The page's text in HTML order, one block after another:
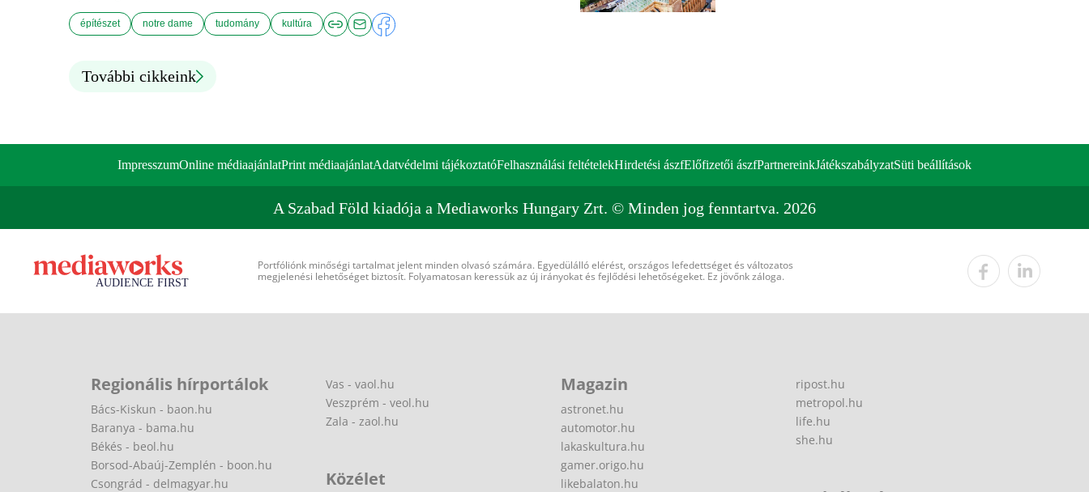
építészet notre dame tudomány kultúra
További cikkeink
ImpresszumOnline médiaajánlatPrint médiaajánlatAdatvédelmi tájékoztatóFelhasználási feltételekHirdetési ászfElőfizetői ászfPartnereinkJátékszabályzatSüti beállítások
A Szabad Föld kiadója a Mediaworks Hungary Zrt. © Minden jog fenntartva. 2026
Portfóliónk minőségi tartalmat jelent minden olvasó számára. Egyedülálló elérést, országos lefedettséget és változatos
megjelenési lehetőséget biztosít. Folyamatosan keressük az új irányokat és fejlődési lehetőségeket. Ez jövőnk záloga.
Regionális hírportálok
Bács-Kiskun - baon.hu
Baranya - bama.hu
Békés - beol.hu
Borsod-Abaúj-Zemplén - boon.hu
Csongrád - delmagyar.hu
Vas - vaol.hu
Veszprém - veol.hu
Zala - zaol.hu
Közélet
Magazin
astronet.hu
automotor.hu
lakaskultura.hu
gamer.origo.hu
likebalaton.hu
ripost.hu
metropol.hu
life.hu
she.hu